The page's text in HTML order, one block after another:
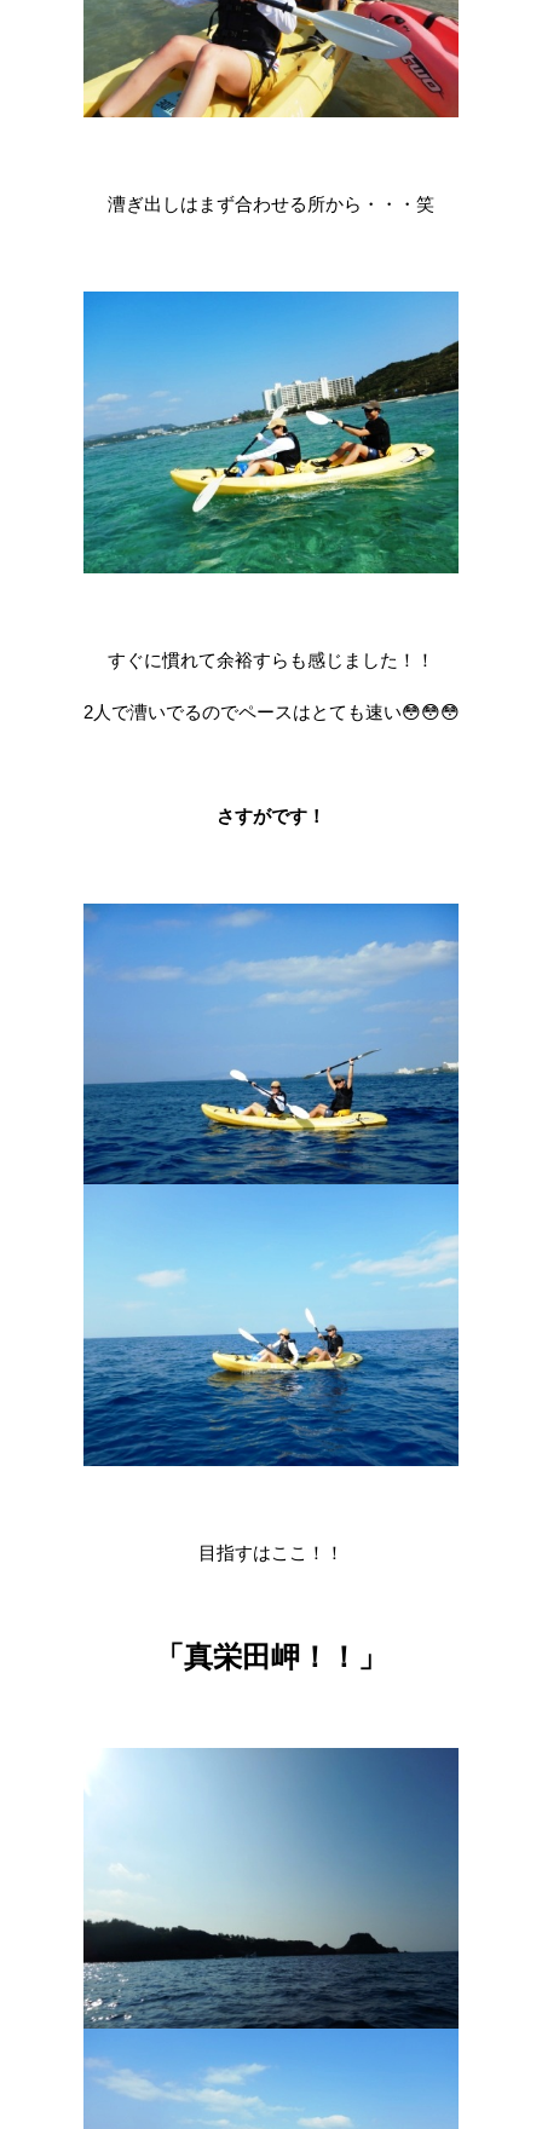
漕ぎ出しはまず合わせる所から・・・笑
すぐに慣れて余裕すらも感じました！！
2人で漕いでるのでペースはとても速い😳😳😳
さすがです！
目指すはここ！！
「真栄田岬！！」